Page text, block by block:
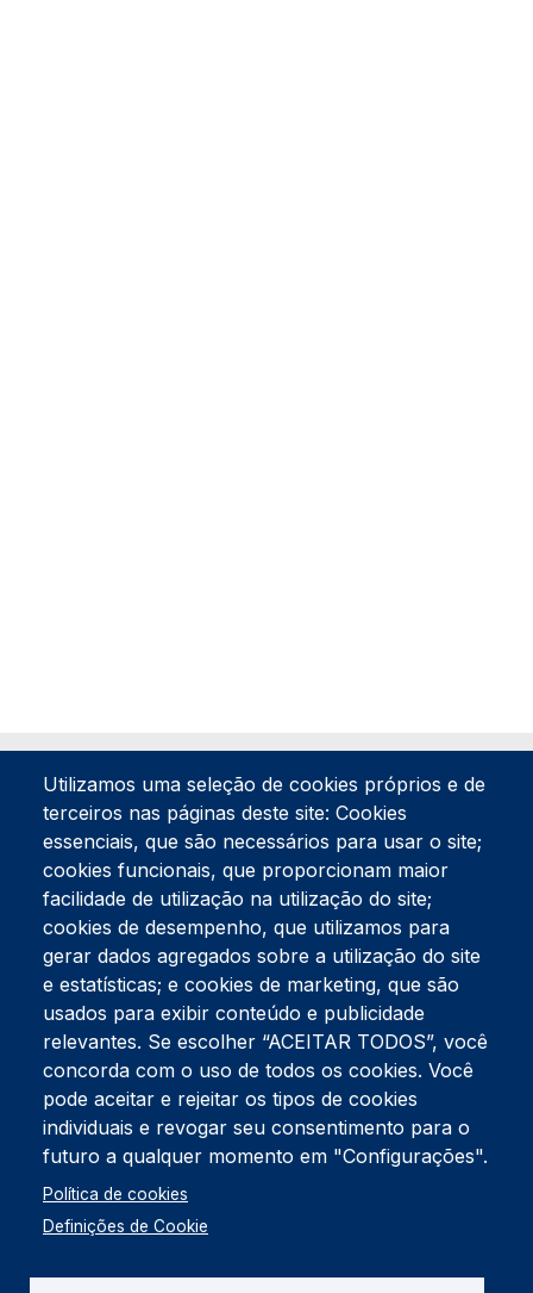
Tel:234 390 100Fax:234 390 100
Endereço Postal
Apartado 42
Rua Gil Eanes 31
3834-908 Gafanha da Nazaré
Estúdios
Rua Prior Guerra
Edifício do Centro Cultural da Gafanha da Nazaré
3830-556 Gafanha da Nazaré
Rodapé
Cookies
Política de Privacidade
Utilizamos uma seleção de cookies próprios e de
terceiros nas páginas deste site: Cookies
essenciais, que são necessários para usar o site;
cookies funcionais, que proporcionam maior
facilidade de utilização na utilização do site;
cookies de desempenho, que utilizamos para
gerar dados agregados sobre a utilização do site
e estatísticas; e cookies de marketing, que são
usados para exibir conteúdo e publicidade
relevantes. Se escolher “ACEITAR TODOS”, você
concorda com o uso de todos os cookies. Você
pode aceitar e rejeitar os tipos de cookies
individuais e revogar seu consentimento para o
futuro a qualquer momento em "Configurações".
Política de cookies
Definições de Cookie